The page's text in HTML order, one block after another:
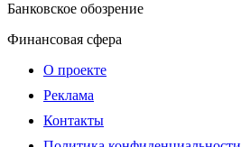
Банковское обозрение
Финансовая сфера
О проекте
Реклама
Контакты